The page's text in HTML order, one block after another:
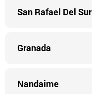
San Rafael Del Sur
Granada
Nandaime